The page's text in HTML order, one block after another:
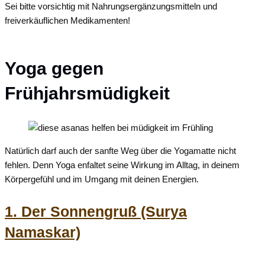
Sei bitte vorsichtig mit Nahrungsergänzungsmitteln und
freiverkäuflichen Medikamenten!
Yoga gegen
Frühjahrsmüdigkeit
Natürlich darfauch der sanfte Weg über die Yogamatte nicht
fehlen. Denn Yoga enfaltet seine Wirkung im Alltag, in deinem
Körpergefühl und im Umgang mit deinen Energien.
1. Der Sonnengruß (Surya
Namaskar)